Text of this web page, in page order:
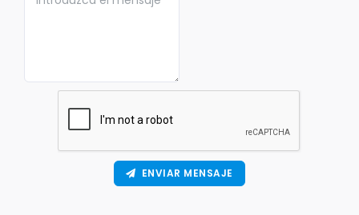
ENVIAR MENSAJE